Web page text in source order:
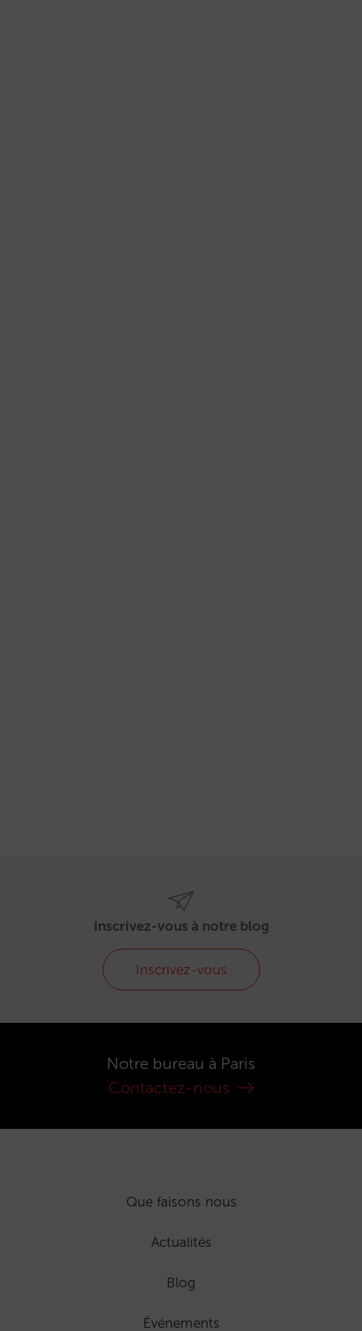
Inscrivez-vous à notre blog
Inscrivez-vous
Notre bureau à Paris
Contactez-nous
Que faisons nous
Actualités
Blog
Événements